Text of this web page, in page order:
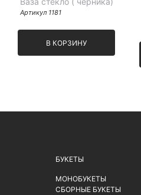
Артикул 1181
В КОРЗИНУ
БУКЕТЫ
МОНОБУКЕТЫ
СБОРНЫЕ БУКЕТЫ